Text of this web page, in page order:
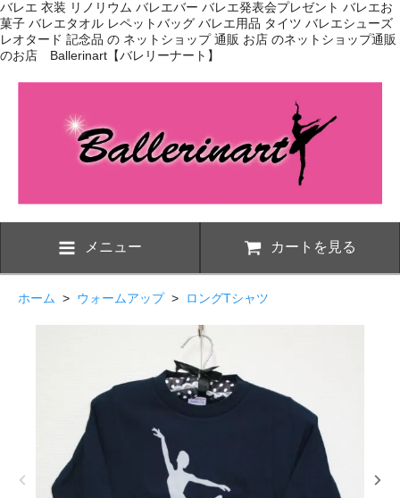
バレエ 衣装 リノリウム バレエバー バレエ発表会プレゼント バレエお
菓子 バレエタオル レペットバッグ バレエ用品 タイツ バレエシューズ
レオタード 記念品 の ネットショップ 通販 お店 のネットショップ通販
のお店 Ballerinart【バレリーナート】
メニュー カートを見る
ホーム > ウォームアップ> ロングTシャツ